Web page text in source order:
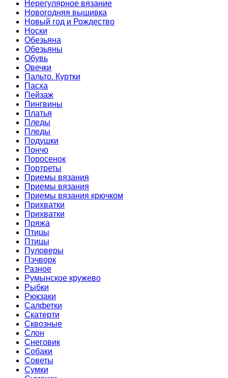
Нерегулярное вязание
Новогодняя вышивка
Новый год и Рождество
Носки
Обезьяна
Обезьяны
Обувь
Овечки
Пальто. Куртки
Пасха
Пейзаж
Пингвины
Платья
Пледы
Пледы
Подушки
Пончо
Поросенок
Портреты
Приемы вязания
Приемы вязания
Приемы вязания крючком
Прихватки
Прихватки
Пряжа
Птицы
Птицы
Пуловеры
Пэчворк
Разное
Румынское кружево
Рыбки
Рюкзаки
Салфетки
Скатерти
Сквозные
Слон
Снеговик
Собаки
Советы
Сумки